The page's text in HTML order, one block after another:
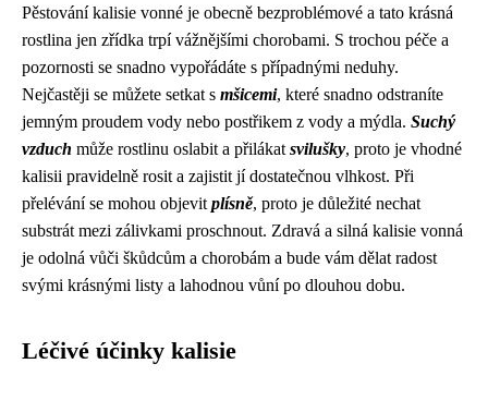
Pěstování kalisie vonné je obecně bezproblémové a tato krásná
rostlina jen zřídka trpí vážnějšími chorobami. S trochou péče a
pozornosti se snadno vypořádáte s případnými neduhy.
Nejčastěji se můžete setkat s mšicemi, které snadno odstraníte
jemným proudem vody nebo postřikem z vody a mýdla. Suchý
vzduch může rostlinu oslabit a přilákat svilušky, proto je vhodné
kalisii pravidelně rosit a zajistit jí dostatečnou vlhkost. Při
přelévání se mohou objevit plísně, proto je důležité nechat
substrát mezi zálivkami proschnout. Zdravá a silná kalisie vonná
je odolná vůči škůdcům a chorobám a bude vám dělat radost
svými krásnými listy a lahodnou vůní po dlouhou dobu.
Léčivé účinky kalisie